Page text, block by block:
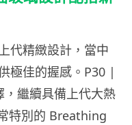
代精緻設計，當中
極佳的握感。P30 |
繼續具備上代大熱
特別的 Breathing